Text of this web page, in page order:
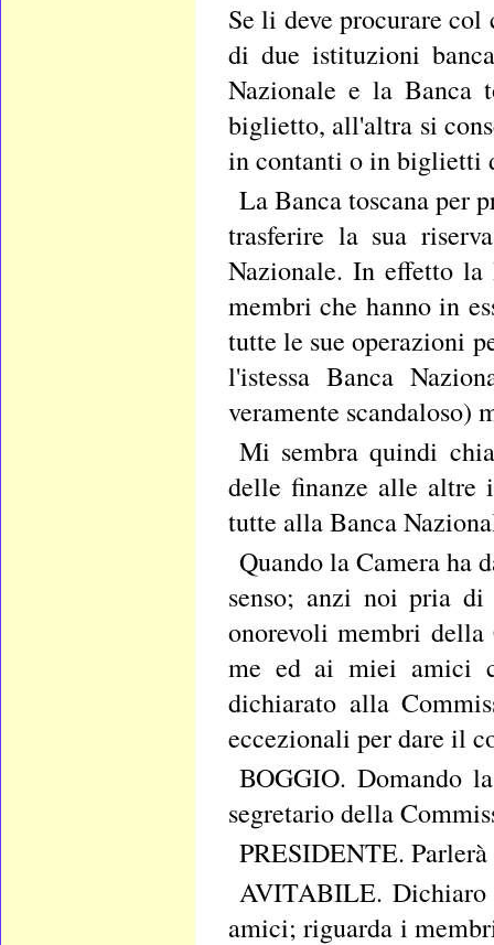
Se li deve procurare
di due istituzioni
Nazionale e la Banca
biglietto, all'altra si
in contanti o in biglietti
La Banca toscana per
trasferire la sua
Nazionale. In effetto la
membri che hanno in
tutte le sue operazioni
l'istessa Banca
veramente
Mi sembra quindi
delle finanze alle altre
tutte alla Banca
Quando la Camera ha
senso; anzi noi pria
onorevoli membri della
me ed ai miei amici
dichiarato alla
eccezionali per dare il
BOGGIO. Domando
segretario della
PRESIDENTE.
AVITABILE. Dichiaro
amici; riguarda i